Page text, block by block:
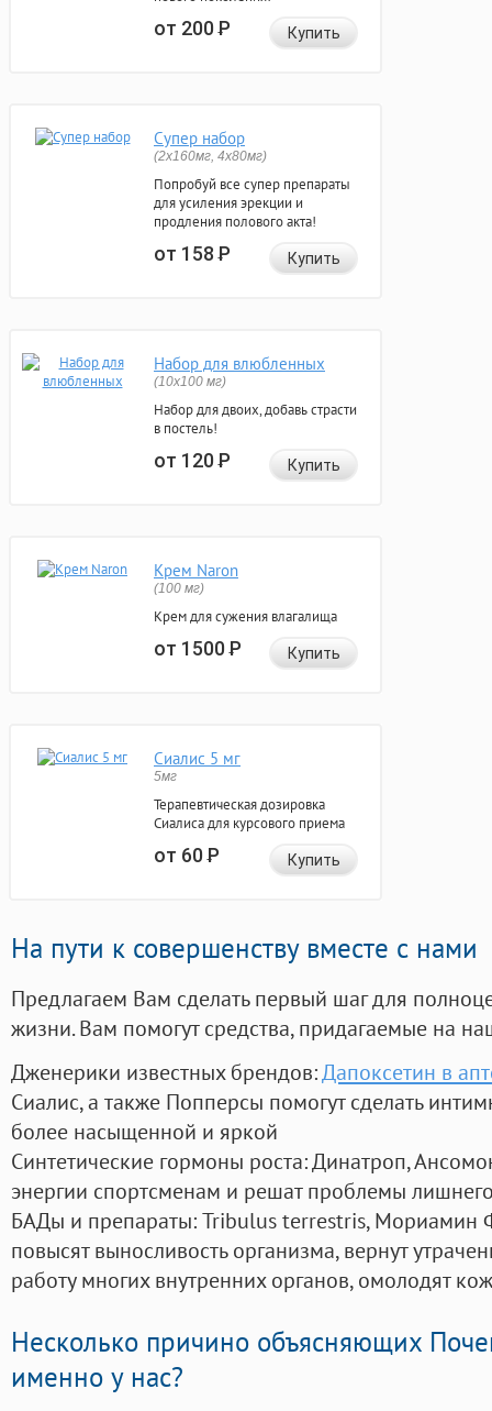
от 200Р Купить
Супер набор
(2х160мг, 4х80мг)
Попробуй все супер препараты
для усиления эрекции и
продления полового акта!
от 158Р Купить
Набор для влюбленных
(10х100 мг)
Набор для двоих, добавь страсти
в постель!
от 120Р Купить
Крем Naron
(100 мг)
Крем для сужения влагалища
от 1500Р Купить
Сиалис 5 мг
5мг
Терапевтическая дозировка
Сиалиса для курсового приема
от 60Р Купить
На пути к совершенству вместе с нами
Предлагаем Вам сделать первый шаг для
жизни. Вам помогут средства, придагаемые на
Дженерики известных брендов:Дапоксетин в
Сиалис, а также Попперсы помогут сделать
более насыщенной и яркой
Синтетические гормоны роста: Динатроп,
энергии спортсменам и решат проблемы
БАДы и препараты:Tribulus terrestris, Мориамин
повысят выносливость организма, вернут
работу многих внутренних органов, омолодят
Несколько причино объясняющих
именно у нас?